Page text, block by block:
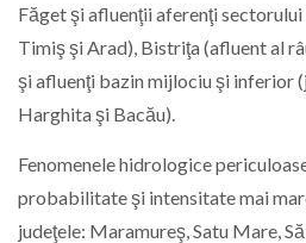
Făget şi afluenţii aferenţi sectorului
Timiş şi Arad), Bistriţa (afluent al
şi afluenţi bazin mijlociu şi inferior
Harghita şi Bacău).
Fenomenele hidrologice
probabilitate şi intensitate mai
judeţele: Maramureş, Satu Mare,